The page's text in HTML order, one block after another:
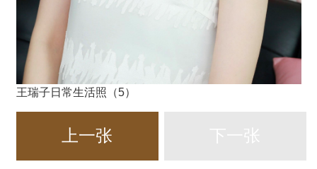
王瑞子日常生活照（5）
上一张